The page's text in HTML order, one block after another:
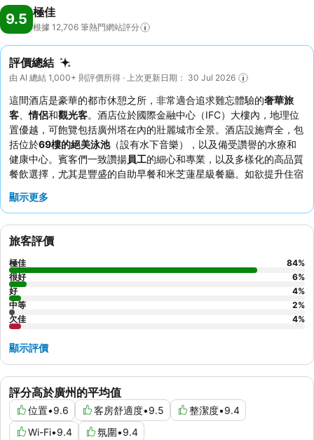
9.5 極佳
根據 12,706 筆熱門網站評分
評價總結
由 AI 總結 1,000+ 則評價所得 · 上次更新日期： 30 Jul 2026
這間酒店是豪華的都市休憩之所，非常適合追求難忘體驗的奢華旅
客 、情侶和觀光客。酒店位於國際金融中心（IFC）大樓內，地理位
置優越，可飽覽包括廣州塔在內的壯麗城市全景。酒店設施齊全，包
括位於69樓的絕美泳池（設有水下音樂），以及備受讚譽的水療和
健康中心。賓客們一致讚揚員工的細心和專業，以及多樣化的高品質
餐飲選擇，尤其是豐盛的自助早餐和米芝蓮星級餐廳。如欲提升住宿
顯示更多
評分高於廣州的平均值
位置•9.6 客房舒適度•9.5 整潔度•9.4
Wi-Fi•9.4 氛圍•9.4
旅客評價
極佳 84%
很好
6%
好
4%
中等
2%
欠佳
4%
顯示評價